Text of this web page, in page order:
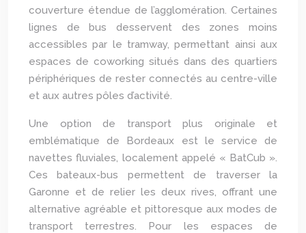
couverture étendue de l’agglomération. Certaines
lignes de bus desservent des zones moins
accessibles par le tramway, permettant ainsi aux
espaces de coworking situés dans des quartiers
périphériques de rester connectés au centre-ville
et aux autres pôles d’activité.
Une option de transport plus originale et
emblématique de Bordeaux est le service de
navettes fluviales, localement appelé « BatCub ».
Ces bateaux-bus permettent de traverser la
Garonne et de relier les deux rives, offrant une
alternative agréable et pittoresque aux modes de
transport terrestres. Pour les espaces de